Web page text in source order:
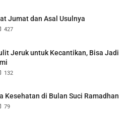
Jumat dan Asal Usulnya
427
Jeruk untuk Kecantikan, Bisa Jadi
132
Kesehatan di Bulan Suci Ramadhan
79